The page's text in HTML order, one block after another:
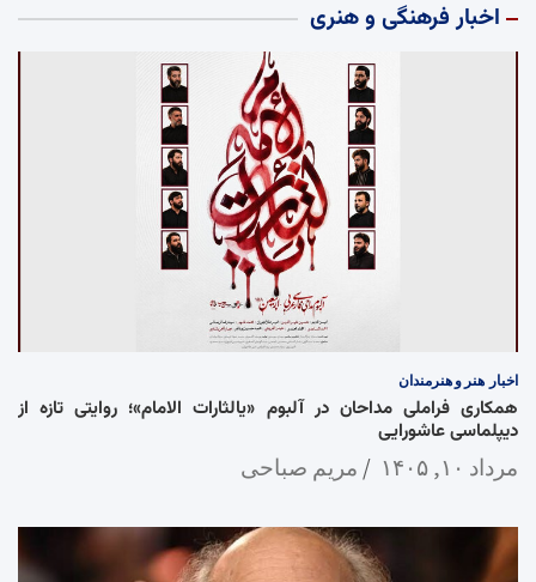
اخبار فرهنگی و هنری
اخبار هنر و هنرمندان
همکاری فراملی مداحان در آلبوم «یالثارات الامام»؛ روایتی تازه از
دیپلماسی عاشورایی
مرداد ۱۰, ۱۴۰۵ مریم صباحی